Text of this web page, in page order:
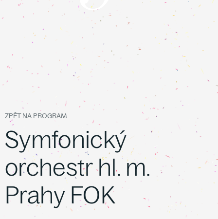
ZPĚT NA PROGRAM
Symfonický
orchestr hl. m.
Prahy FOK